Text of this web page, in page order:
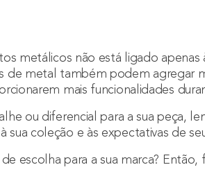
metálicos não está ligado apenas
de metal também podem agregar
mais funcionalidades
ou diferencial para a sua peça,
coleção e às expectativas de
escolha para a sua marca?